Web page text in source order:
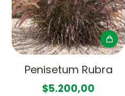
Penisetum Rubra
$5.200,00